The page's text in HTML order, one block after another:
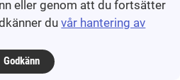
eller genom att du fortsätter
duvår hantering av
Godkänn